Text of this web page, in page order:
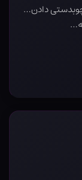
دادن…